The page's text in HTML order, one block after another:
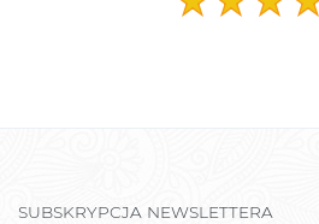
SUBSKRYPCJA NEWSLETTERA